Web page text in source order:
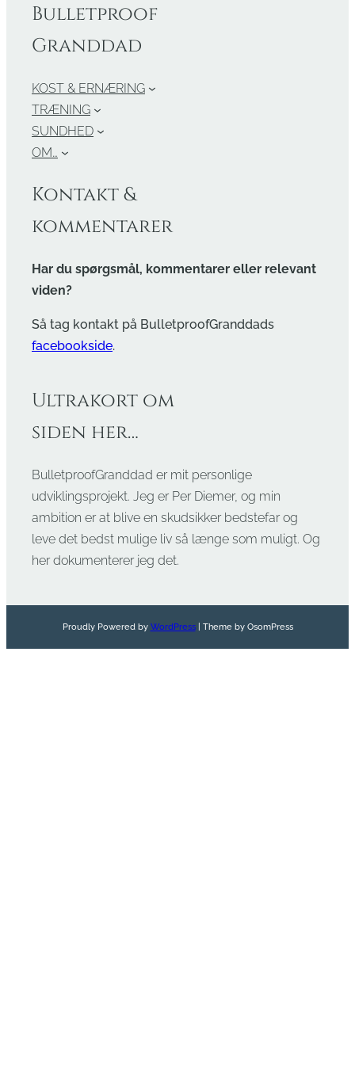
Bulletproof
Granddad
KOST & ERNÆRING
TRÆNING
SUNDHED
OM…
Kontakt &
kommentarer
Har du spørgsmål, kommentarer eller relevant
viden?
Så tag kontakt på BulletproofGranddads
facebookside.
Ultrakort om
siden her…
BulletproofGranddad er mit personlige
udviklingsprojekt. Jeg er Per Diemer, og min
ambition er at blive en skudsikker bedstefar og
leve det bedst mulige liv så længe som muligt. Og
her dokumenterer jeg det.
Proudly Powered by WordPress| Theme by OsomPress